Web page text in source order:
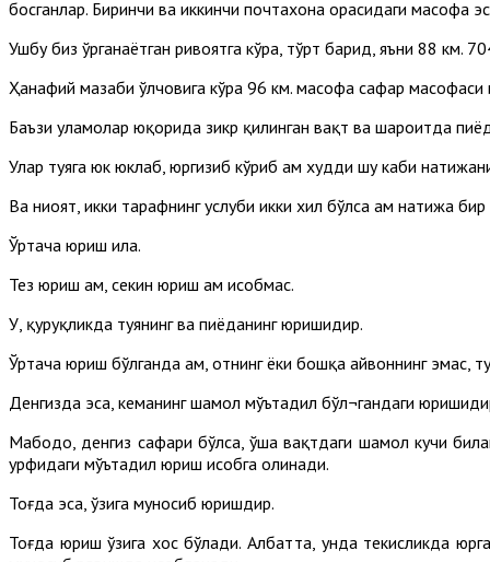
босганлар. Биринчи ва иккинчи почтахона орасидаги масофа
Ушбу биз ўрганаётган ривоятга кўра, тўрт барид, яъни 88 км.
Ҳанафий мазҳаби ўлчовига кўра 96 км. масофа сафар масофаси
Баъзи уламолар юқорида зикр қилинган вақт ва шароитда
Улар туяга юк юклаб, юргизиб кўриб ҳам худди шу каби
Ва ниҳоят, икки тарафнинг услуби икки хил бўлса ҳам натижа
Ўртача юриш ила.
Тез юриш ҳам, секин юриш ҳам ҳисобмас.
У, қуруқликда туянинг ва пиёданинг юришидир.
Ўртача юриш бўлганда ҳам, отнинг ёки бошқа ҳайвоннинг
Денгизда эса, кеманинг шамол мўътадил бўл¬гандаги
Мабодо, денгиз сафари бўлса, ўша вақтдаги шамол кучи
урфидаги мўътадил юриш ҳисобга олинади.
Тоғда эса, ўзига муносиб юришдир.
Тоғда юриш ўзига хос бўлади. Албатта, унда текисликда